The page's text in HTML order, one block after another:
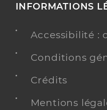
INFORMATIONS
Accessibilité :
Conditions
Crédits
Mentions